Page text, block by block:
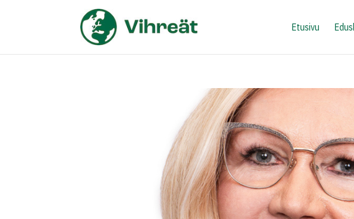
Etusivu